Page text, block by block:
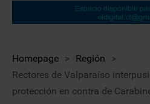
Homepage > Región
>
Rectores de Valparaíso
protección en contra de